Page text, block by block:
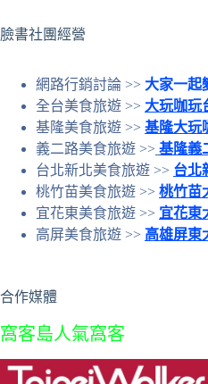
果
臉書社團經營
網路行銷討論 >> 大家一起
全台美食旅遊 >> 大玩咖玩
基隆美食旅遊 >> 基隆大玩
義二路美食旅遊 >> 基隆義
台北新北美食旅遊 >> 台北
桃竹苗美食旅遊 >> 桃竹苗
宜花東美食旅遊 >> 宜花東
高屏美食旅遊 >> 高雄屏東
合作媒體
窩客島人氣窩客